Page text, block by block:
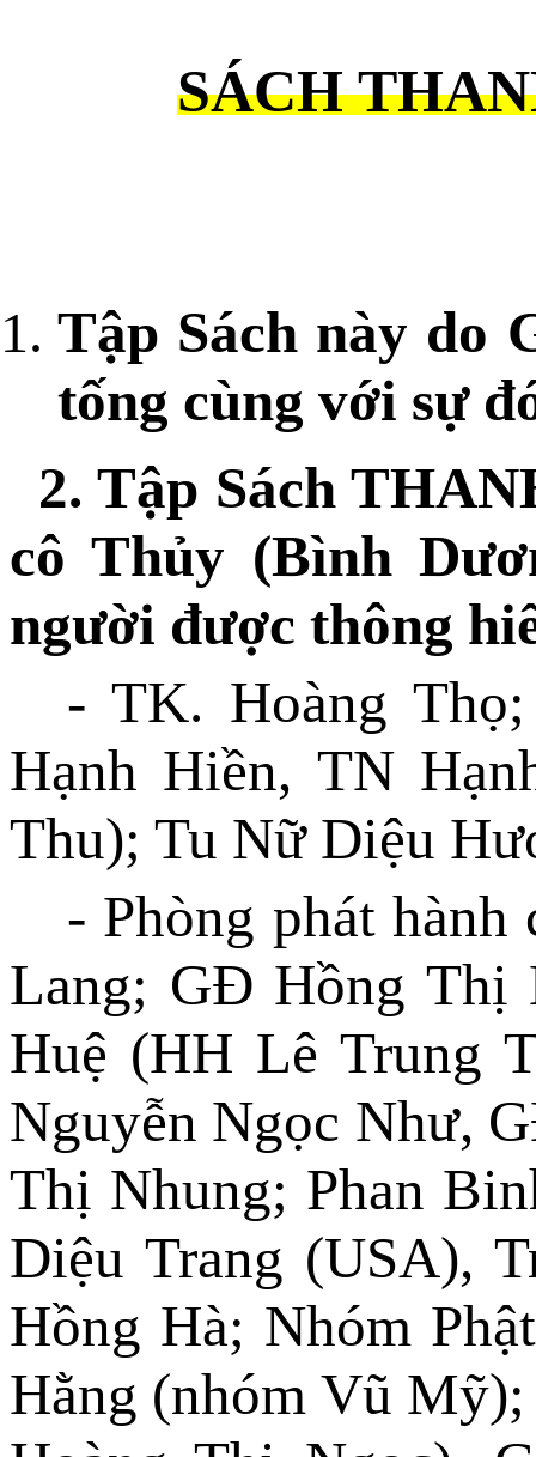
SÁCH
Tập Sách này do
tống cùng với sự
2. Tập Sách
cô Thủy (Bình
người được thông
- TK. Hoàng
Hạnh Hiền, TN
Thu); Tu Nữ Diệu
- Phòng phát
Lang; GĐ Hồng Thị
Huệ (HH Lê Trung
Nguyễn Ngọc Như,
Thị Nhung; Phan
Diệu Trang (USA),
Hồng Hà; Nhóm
Hằng (nhóm Vũ